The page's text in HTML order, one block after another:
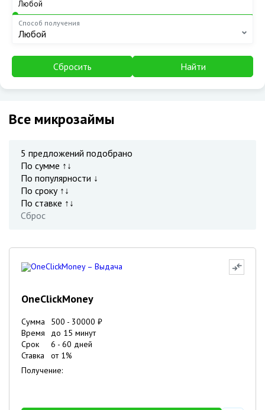
Способ получения
Любой
Сбросить Найти
Все микрозаймы
5 предложений подобрано
По сумме ↑↓
По популярности ↓
По сроку ↑↓
По ставке ↑↓
Сброс
OneClickMoney
Сумма 500 - 30000 ₽
Время
до 15 минут
Срок
6 - 60 дней
Ставка
от 1%
Получение: